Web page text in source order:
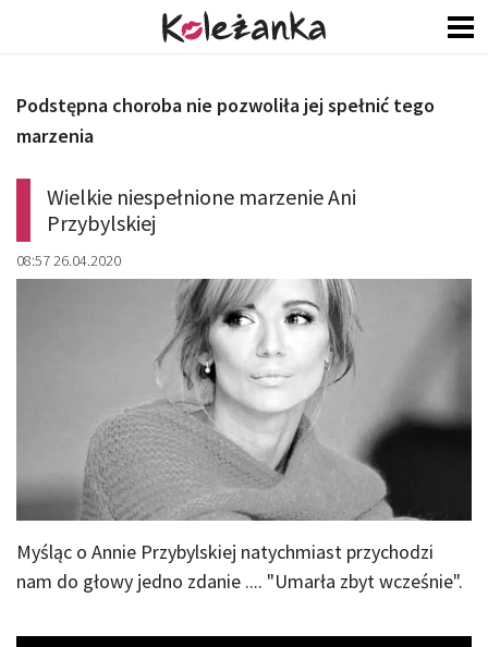
Wielkie niespełnione marzenie Ani
Przybylskiej
08:57 26.04.2020
Podstępna choroba nie pozwoliła jej spełnić tego
marzenia
Myśląc o Annie Przybylskiej natychmiast przychodzi
nam do głowy jedno zdanie .... "Umarła zbyt wcześnie".